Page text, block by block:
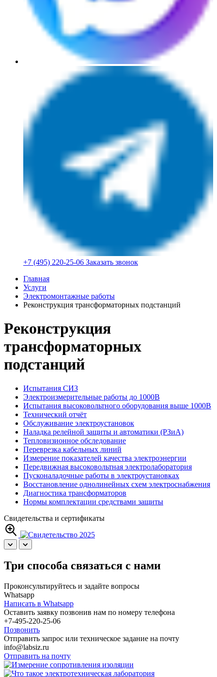
+7 (495) 220-25-06 Заказать звонок
Главная
Услуги
Электромонтажные работы
Реконструкция трансформаторных подстанций
Реконструкция
трансформаторных
подстанций
Испытания СИЗ
Электроизмерительные работы до 1000В
Испытания высоковольтного оборудования выше 1000В
Технический отчёт
Обслуживание электроустановок
Наладка релейной защиты и автоматики (РЗиА)
Тепловизионное обследование
Переврезка кабельных линий
Измерение показателей качества электроэнергии
Передвижная высоковольтная электролаборатория
Пусконаладочные работы в электроустановках
Восстановление однолинейных схем электроснабжения
Диагностика трансформаторов
Нормы комплектации средствами защиты
Свидетельства и сертификаты
Три способа связаться с нами
Проконсультируйтесь и задайте вопросы
Whatsapp
Написать в Whatsapp
Оставить заявку позвонив нам по номеру телефона
+7-495-220-25-06
Позвонить
Отправить запрос или техническое задание на почту
info@labsiz.ru
Отправить на почту